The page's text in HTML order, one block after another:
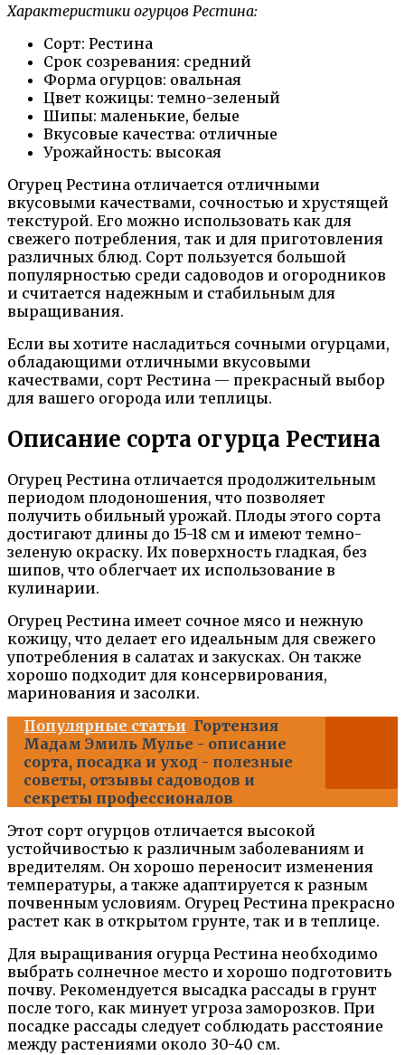
Характеристики огурцов Рестина:
Сорт: Рестина
Срок созревания: средний
Форма огурцов: овальная
Цвет кожицы: темно-зеленый
Шипы: маленькие, белые
Вкусовые качества: отличные
Урожайность: высокая
Огурец Рестина отличается отличными
вкусовыми качествами, сочностью и хрустящей
текстурой. Его можно использовать как для
свежего потребления, так и для приготовления
различных блюд. Сорт пользуется большой
популярностью среди садоводов и огородников
и считается надежным и стабильным для
выращивания.
Если вы хотите насладиться сочными огурцами,
обладающими отличными вкусовыми
качествами, сорт Рестина — прекрасный выбор
для вашего огорода или теплицы.
Описание сорта огурца Рестина
Огурец Рестина отличается продолжительным
периодом плодоношения, что позволяет
получить обильный урожай. Плоды этого сорта
достигают длины до 15-18 см и имеют темно-
зеленую окраску. Их поверхность гладкая, без
шипов, что облегчает их использование в
кулинарии.
Огурец Рестина имеет сочное мясо и нежную
кожицу, что делает его идеальным для свежего
употребления в салатах и закусках. Он также
хорошо подходит для консервирования,
маринования и засолки.
Популярные статьи Гортензия
Мадам Эмиль Мулье - описание
сорта, посадка и уход - полезные
советы, отзывы садоводов и
секреты профессионалов
Этот сорт огурцов отличается высокой
устойчивостью к различным заболеваниям и
вредителям. Он хорошо переносит изменения
температуры, а также адаптируется к разным
почвенным условиям. Огурец Рестина прекрасно
растет как в открытом грунте, так и в теплице.
Для выращивания огурца Рестина необходимо
выбрать солнечное место и хорошо подготовить
почву. Рекомендуется высадка рассады в грунт
после того, как минует угроза заморозков. При
посадке рассады следует соблюдать расстояние
между растениями около 30-40 см.